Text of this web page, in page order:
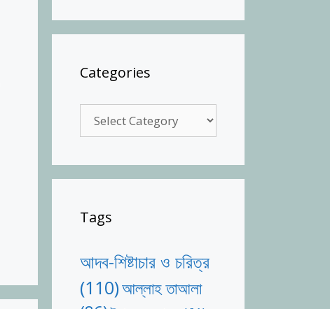
Categories
Tags
আদব-শিষ্টাচার ও চরিত্র
(110)আল্লাহ তাআলা